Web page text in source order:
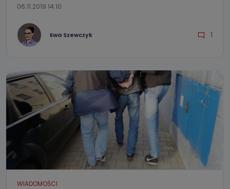
06.11.2019 14:10
Ewa Szewczyk 1
WIADOMOŚCI